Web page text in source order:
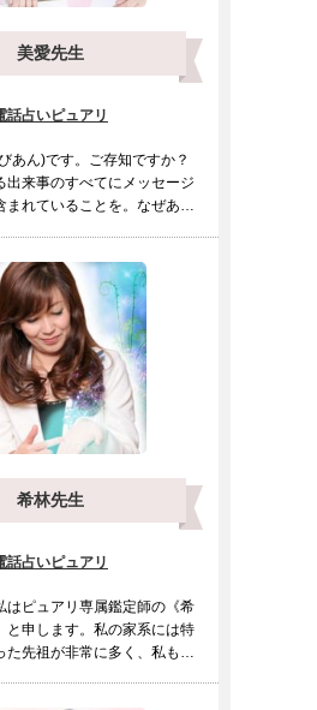
美愛先生
話占いピュアリ
あん)です。ご存知ですか？
出来事のすべてにメッセージ
まれていることを。なぜあの
希林先生
話占いピュアリ
はピュアリ専属鑑定師の《希
と申します。私の家系には特
た先祖が非常に多く、私も幼